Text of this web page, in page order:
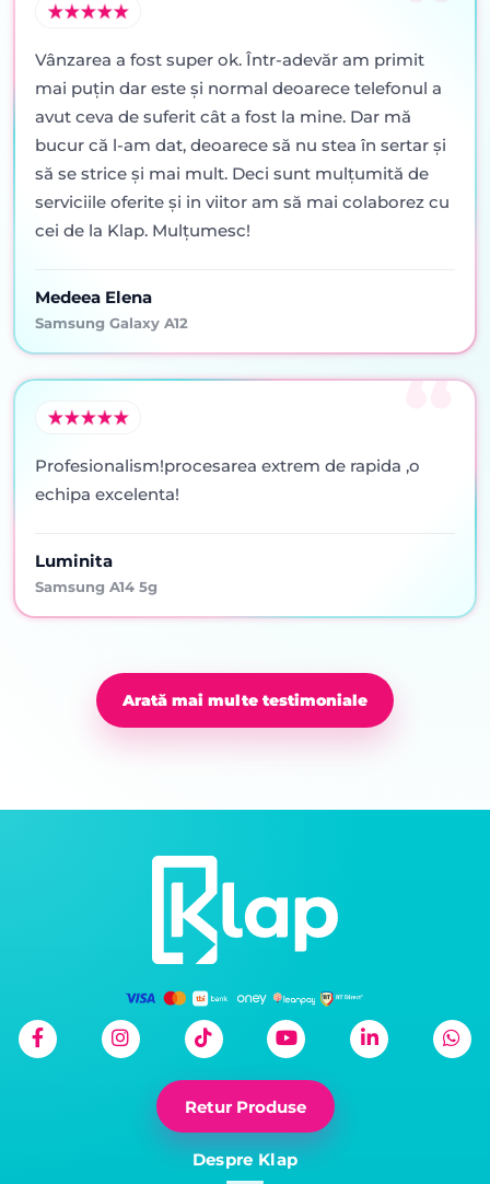
Vânzarea a fost super ok. Într-adevăr am primit
mai puţin dar este şi normal deoarece telefonul a
avut ceva de suferit cât a fost la mine. Dar mă
bucur că l-am dat, deoarece să nu stea în sertar şi
să se strice şi mai mult. Deci sunt mulţumită de
serviciile oferite şi in viitor am să mai colaborez cu
cei de la Klap. Mulţumesc!
Medeea Elena
Samsung Galaxy A12
Profesionalism!procesarea extrem de rapida ,o
echipa excelenta!
Luminita
Samsung A14 5g
Arată mai multe testimoniale
Retur Produse
Despre Klap